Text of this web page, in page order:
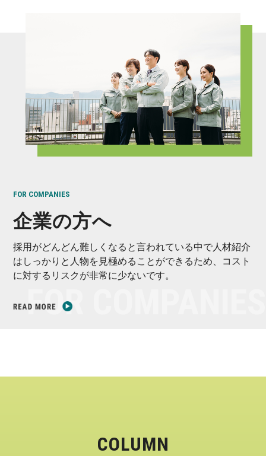
FOR COMPANIES
企業の方へ
採用がどんどん難しくなると言われている中で人材紹介
はしっかりと人物を見極めることができるため、コスト
に対するリスクが非常に少ないです。
COLUMN